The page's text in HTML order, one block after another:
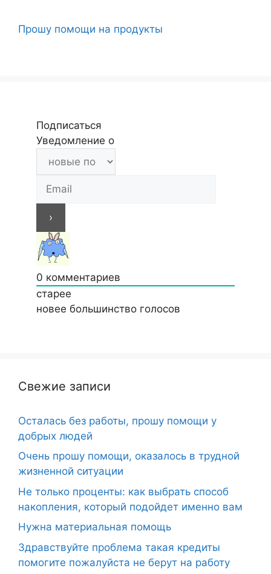
Прошу помощи на продукты
Подписаться
Уведомление о
0 комментариев
старее
новее большинство голосов
Свежие записи
Осталась без работы, прошу помощи у
добрых людей
Очень прошу помощи, оказалось в трудной
жизненной ситуации
Не только проценты: как выбрать способ
накопления, который подойдет именно вам
Нужна материальная помощь
Здравствуйте проблема такая кредиты
помогите пожалуйста не берут на работу